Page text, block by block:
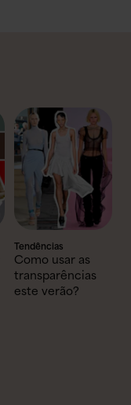
Tendências
Como usar as
transparências
este verão?